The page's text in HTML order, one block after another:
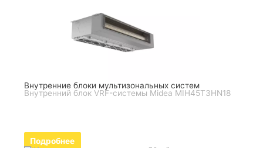
Внутренние блоки мультизональных систем
Внутренний блок VRF-системы Midea MIH45T3HN18
Подробнее